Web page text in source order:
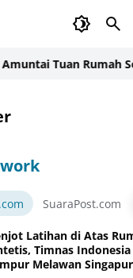
Rumah
SuaraPost.com
Latihan di Atas
Timnas Indonesia
Melawan